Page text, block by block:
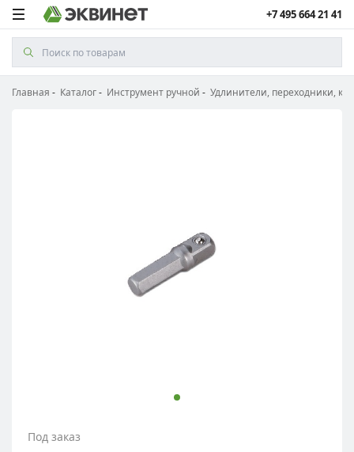
+7 495 664 21 41
Главная Каталог Инструмент ручной Удлинители, переходники,
Под заказ